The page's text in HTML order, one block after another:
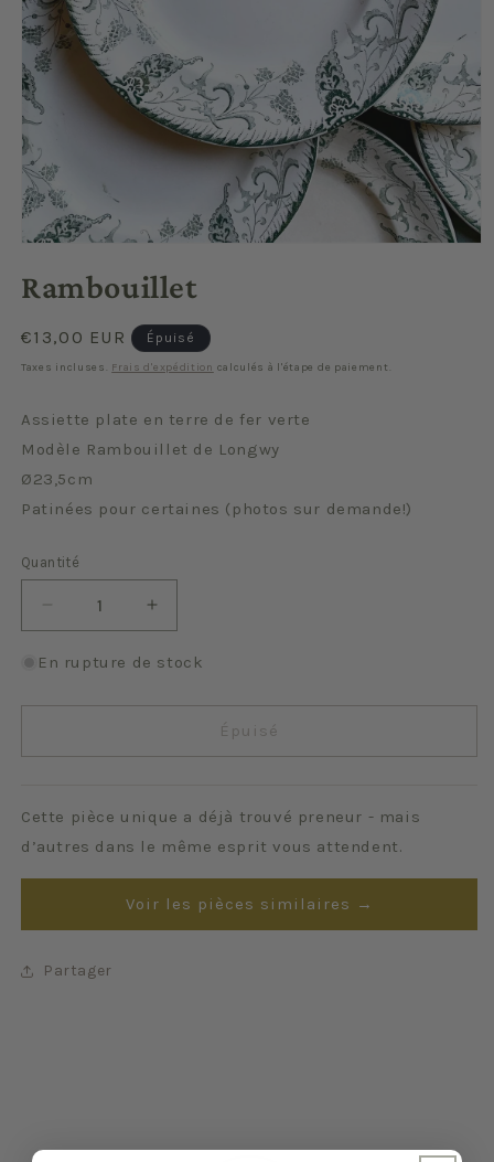
média
1
une
fenêtre
modale
Rambouillet
Prix
habituel
€13,00 EUR Épuisé
Taxes incluses. Frais d'expédition calculés à l'étape de paiement.
Assiette plate en terre de fer verte
Modèle Rambouillet de Longwy
Ø23,5cm
Patinées pour certaines (photos sur demande!)
Quantité
Quantité
Réduire
la
quantité
Rambouillet
Augmenter
la
quantité
Rambouillet
En rupture de stock
Épuisé
Cette pièce unique a déjà trouvé preneur - mais
d’autres dans le même esprit vous attendent.
Voir les pièces similaires →
Partager